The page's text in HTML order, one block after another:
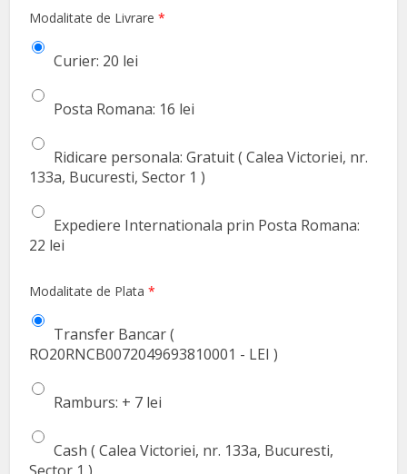
Modalitate de Livrare*
Curier: 20 lei
Posta Romana: 16 lei
Ridicare personala: Gratuit ( Calea Victoriei, nr.
133a, Bucuresti, Sector 1 )
Expediere Internationala prin Posta Romana:
22 lei
Modalitate de Plata*
Transfer Bancar (
RO20RNCB0072049693810001 - LEI )
Ramburs: + 7 lei
Cash ( Calea Victoriei, nr. 133a, Bucuresti,